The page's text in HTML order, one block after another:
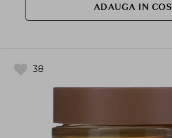
ADAUGA IN COS
38